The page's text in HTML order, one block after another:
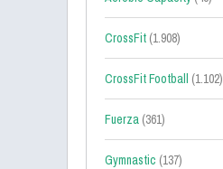
CrossFit (1.908)
CrossFit Football (1.102)
Fuerza (361)
Gymnastic (137)